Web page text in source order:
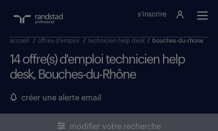
s'inscrire
accueil / offres d'emploi / technicien help desk / bouches-du-rhone
14 offre(s) d'emploi technicien help
desk, Bouches-du-Rhône
créer une alerte email
modifier votre recherche